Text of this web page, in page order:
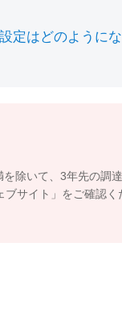
定はどのように
除いて、3年先の調
サイト」をご確認く